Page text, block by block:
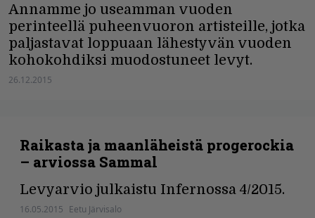
Annamme jo useamman vuoden
perinteellä puheenvuoron artisteille, jotka
paljastavat loppuaan lähestyvän vuoden
kohokohdiksi muodostuneet levyt.
26.12.2015
Raikasta ja maanläheistä progerockia
– arviossa Sammal
Levyarvio julkaistu Infernossa 4/2015.
16.05.2015 Eetu Järvisalo